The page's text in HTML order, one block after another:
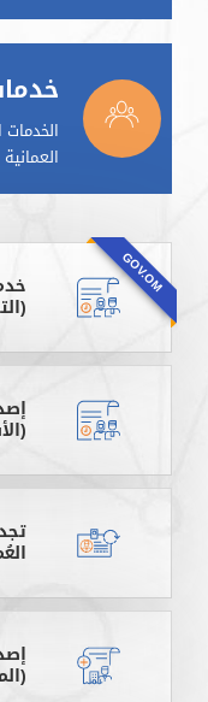
الخدمات
العمانية
GOV.OM